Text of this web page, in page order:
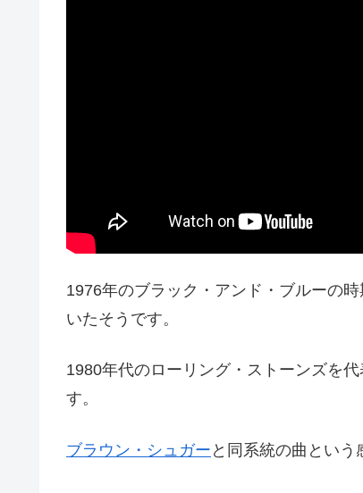
1976年のブラック・アンド・ブルーの
いたそうです。
1980年代のローリング・ストーンズを
す。
ブラウン・シュガー と同系統の曲という